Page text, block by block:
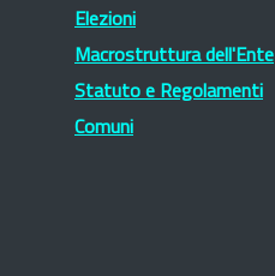
Elezioni
Macrostruttura dell'Ente
Statuto e Regolamenti
Comuni